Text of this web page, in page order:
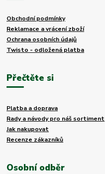
Obchodní podmínky
Reklamace a vrácení zboží
Ochrana osobních údajů
Twisto - odložená platba
Přečtěte si
Platba a doprava
Rady a návody pro náš sortiment
Jak nakupovat
Recenze zákazníků
Osobní odběr